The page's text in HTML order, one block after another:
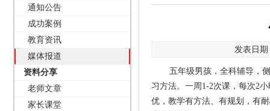
通知公告
成功案例
教育资讯
媒体报道
资料分享
老师文章
家长课堂
发表日期
五年级男孩，全科辅导，
习方法。一周1-2次课，每次2
优，教学有方法、有规划，有